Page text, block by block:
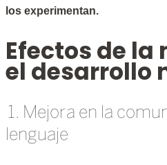
los experimentan.
Efectos de la
el desarrollo
1. Mejora en la
lenguaje